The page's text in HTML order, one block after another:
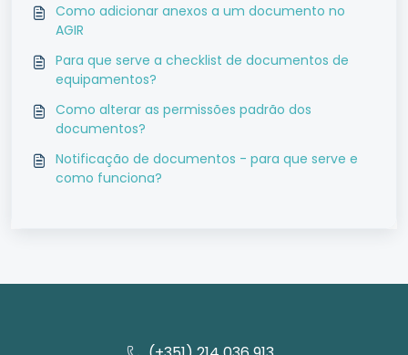
Como adicionar anexos a um documento no
AGIR
Para que serve a checklist de documentos de
equipamentos?
Como alterar as permissões padrão dos
documentos?
Notificação de documentos - para que serve e
como funciona?